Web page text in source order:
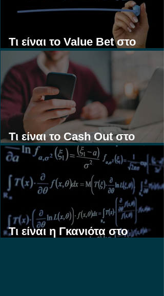
Τι είναι το Value Bet στο
Στοίχημα;
Τι είναι το Cash Out στο
Στοίχημα;
Τι είναι η Γκανιότα στο